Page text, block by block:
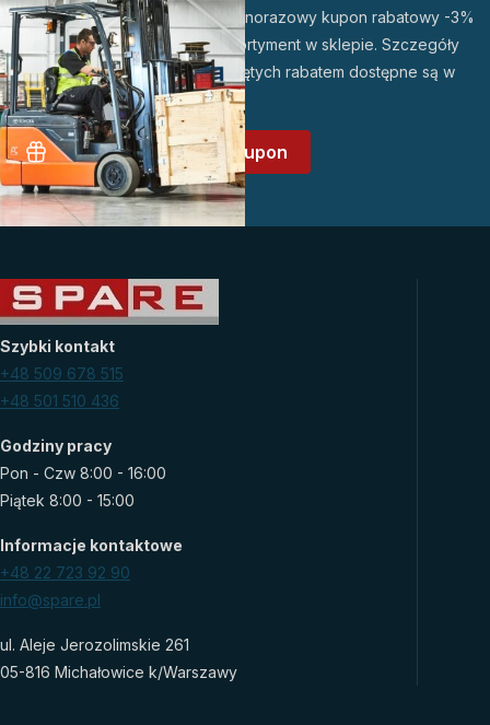
Po założeniu konta otrzymasz jednorazowy kupon rabatowy -3%
do wykorzystania na wybrany asortyment w sklepie. Szczegóły
promocji oraz lista produktów objętych rabatem dostępne są w
regulaminie promocji.
Załóż konto i odbierz kupon
Szybki kontakt
+48 509 678 515
+48 501 510 436
Godziny pracy
Pon - Czw 8:00 - 16:00
Piątek 8:00 - 15:00
Informacje kontaktowe
+48 22 723 92 90
info@spare.pl
ul. Aleje Jerozolimskie 261
05-816 Michałowice k/Warszawy